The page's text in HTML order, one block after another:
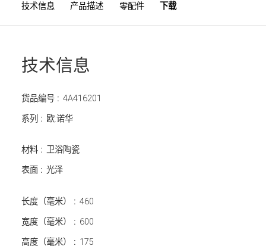
技术信息 产品描述 零配件 下载
技术信息
货品编号 : 4A416201
系列 : 欧.诺华
材料 : 卫浴陶瓷
表面 : 光泽
长度（毫米） : 460
宽度（毫米） : 600
高度（毫米） : 175